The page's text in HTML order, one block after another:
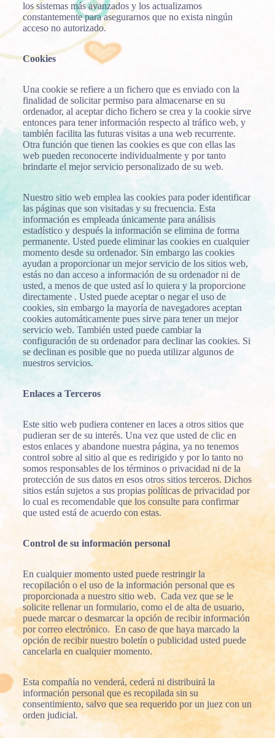
los sistemas más avanzados y los actualizamos
constantemente para asegurarnos que no exista ningún
acceso no autorizado.
Cookies
Una cookie se refiere a un fichero que es enviado con la
finalidad de solicitar permiso para almacenarse en su
ordenador, al aceptar dicho fichero se crea y la cookie sirve
entonces para tener información respecto al tráfico web, y
también facilita las futuras visitas a una web recurrente.
Otra función que tienen las cookies es que con ellas las
web pueden reconocerte individualmente y por tanto
brindarte el mejor servicio personalizado de su web.
Nuestro sitio web emplea las cookies para poder identificar
las páginas que son visitadas y su frecuencia. Esta
información es empleada únicamente para análisis
estadístico y después la información se elimina de forma
permanente. Usted puede eliminar las cookies en cualquier
momento desde su ordenador. Sin embargo las cookies
ayudan a proporcionar un mejor servicio de los sitios web,
estás no dan acceso a información de su ordenador ni de
usted, a menos de que usted así lo quiera y la proporcione
directamente . Usted puede aceptar o negar el uso de
cookies, sin embargo la mayoría de navegadores aceptan
cookies automáticamente pues sirve para tener un mejor
servicio web. También usted puede cambiar la
configuración de su ordenador para declinar las cookies. Si
se declinan es posible que no pueda utilizar algunos de
nuestros servicios.
Enlaces a Terceros
Este sitio web pudiera contener en laces a otros sitios que
pudieran ser de su interés. Una vez que usted de clic en
estos enlaces y abandone nuestra página, ya no tenemos
control sobre al sitio al que es redirigido y por lo tanto no
somos responsables de los términos o privacidad ni de la
protección de sus datos en esos otros sitios terceros. Dichos
sitios están sujetos a sus propias políticas de privacidad por
lo cual es recomendable que los consulte para confirmar
que usted está de acuerdo con estas.
Control de su información personal
En cualquier momento usted puede restringir la
recopilación o el uso de la información personal que es
proporcionada a nuestro sitio web. Cada vez que se le
solicite rellenar un formulario, como el de alta de usuario,
puede marcar o desmarcar la opción de recibir información
por correo electrónico. En caso de que haya marcado la
opción de recibir nuestro boletín o publicidad usted puede
cancelarla en cualquier momento.
Esta compañía no venderá, cederá ni distribuirá la
información personal que es recopilada sin su
consentimiento, salvo que sea requerido por un juez con un
orden judicial.